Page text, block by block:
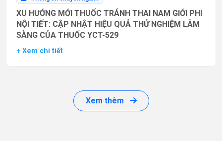
XU HƯỚNG MỚI THUỐC TRÁNH THAI NAM GIỚI PHI
NỘI TIẾT: CẬP NHẬT HIỆU QUẢ THỬ NGHIỆM LÂM
SÀNG CỦA THUỐC YCT-529
+ Xem chi tiết
Xem thêm